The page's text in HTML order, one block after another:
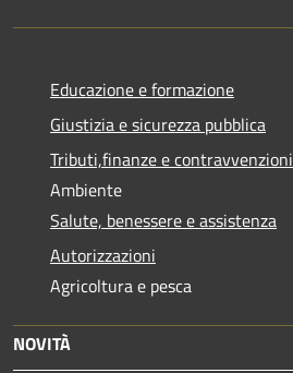
Educazione e formazione
Giustizia e sicurezza pubblica
Tributi,finanze e contravvenzioni
Ambiente
Salute, benessere e assistenza
Autorizzazioni
Agricoltura e pesca
NOVITÀ